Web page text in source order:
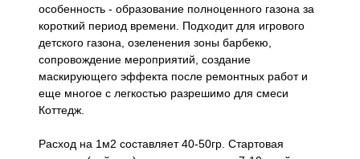
особенность - образование полноценного газона за
короткий период времени. Подходит для игрового
детского газона, озеленения зоны барбекю,
сопровождение мероприятий, создание
маскирующего эффекта после ремонтных работ и
еще многое с легкостью разрешимо для смеси
Коттедж.
Расход на 1м2 составляет 40-50гр. Стартовая